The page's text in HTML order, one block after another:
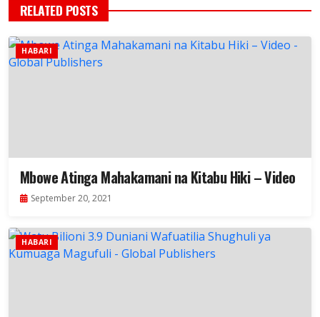
RELATED POSTS
HABARI
Mbowe Atinga Mahakamani na Kitabu Hiki – Video
September 20, 2021
HABARI